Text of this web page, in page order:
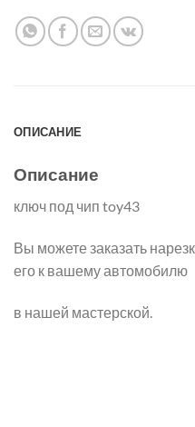
ОПИСАНИЕ
Описание
ключ под чип toy43
Вы можете заказать
его к вашему автомобилю
в нашей мастерской.